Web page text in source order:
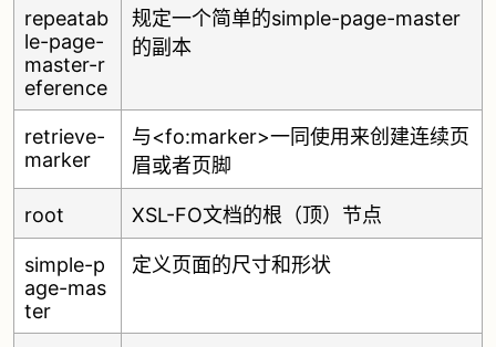
repeatab
le-page-
master-r
eference
规定一个简单的simple-page-master
的副本
retrieve-
marker
与<fo:marker>一同使用来创建连续页
眉或者页脚
root XSL-FO文档的根（顶）节点
simple-p
age-mas
ter
定义页面的尺寸和形状